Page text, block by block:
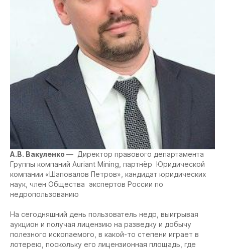
А.В. Вакуленко — Директор правового департамента
Группы компаний Auriant Mining, партнёр Юридической
компании «Шаповалов Петров», кандидат юридических
наук, член Общества экспертов России по
недропользованию
На сегодняшний день пользователь недр, выигрывая
аукцион и получая лицензию на разведку и добычу
полезного ископаемого, в какой-то степени играет в
лотерею, поскольку его лицензионная площадь, где